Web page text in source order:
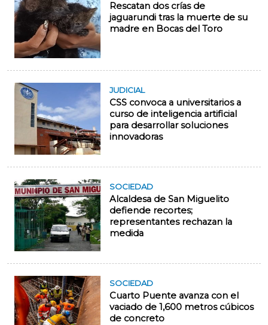
Rescatan dos crías de
jaguarundi tras la muerte de su
madre en Bocas del Toro
JUDICIAL
CSS convoca a universitarios a
curso de inteligencia artificial
para desarrollar soluciones
innovadoras
SOCIEDAD
Alcaldesa de San Miguelito
defiende recortes;
representantes rechazan la
medida
SOCIEDAD
Cuarto Puente avanza con el
vaciado de 1,600 metros cúbicos
de concreto